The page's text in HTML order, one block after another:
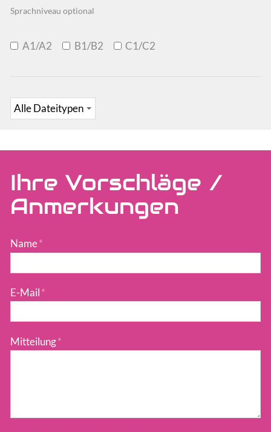
Sprachniveau optional
A1/A2 B1/B2 C1/C2
Ihre Vorschläge /
Anmerkungen
Name*
E-Mail*
Mitteilung*